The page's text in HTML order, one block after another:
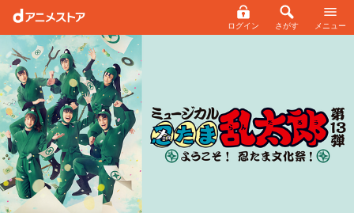
ログイン さがす メニュー